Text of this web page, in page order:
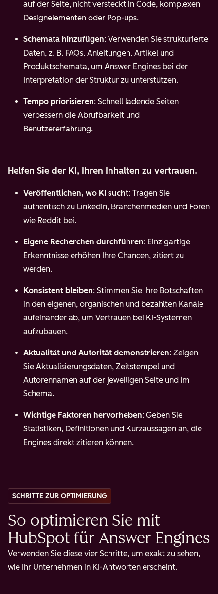
auf der Seite, nicht versteckt in Code, komplexen
Designelementen oder Pop-ups.
Schemata hinzufügen: Verwenden Sie strukturierte
Daten, z. B. FAQs, Anleitungen, Artikel und
Produktschemata, um Answer Engines bei der
Interpretation der Struktur zu unterstützen.
Tempo priorisieren: Schnell ladende Seiten
verbessern die Abrufbarkeit und
Benutzererfahrung.
Helfen Sie der KI, Ihren Inhalten zu vertrauen.
Veröffentlichen, wo KI sucht: Tragen Sie
authentisch zu LinkedIn, Branchenmedien und Foren
wie Reddit bei.
Eigene Recherchen durchführen: Einzigartige
Erkenntnisse erhöhen Ihre Chancen, zitiert zu
werden.
Konsistent bleiben: Stimmen Sie Ihre Botschaften
in den eigenen, organischen und bezahlten Kanäle
aufeinander ab, um Vertrauen bei KI-Systemen
aufzubauen.
Aktualität und Autorität demonstrieren: Zeigen
Sie Aktualisierungsdaten, Zeitstempel und
Autorennamen auf der jeweiligen Seite und im
Schema.
Wichtige Faktoren hervorheben: Geben Sie
Statistiken, Definitionen und Kurzaussagen an, die
Engines direkt zitieren können.
SCHRITTE ZUR OPTIMIERUNG
So optimieren Sie mit
HubSpot für Answer Engines
Verwenden Sie diese vier Schritte, um exakt zu sehen,
wie Ihr Unternehmen in KI-Antworten erscheint.